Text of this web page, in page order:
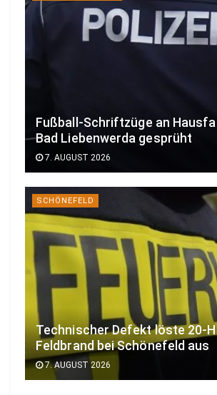
Fußball-Schriftzüge an
Bad Liebenwerda gesprüht
7. AUGUST 2026
SCHÖNEFELD
Technischer Defekt löste 20-
Feldbrand bei Schönefeld aus
7. AUGUST 2026